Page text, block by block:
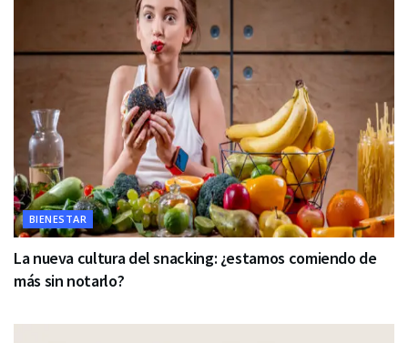
BIENESTAR
La nueva cultura del snacking: ¿estamos comiendo de
más sin notarlo?